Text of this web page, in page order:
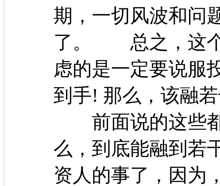
期，一切风波和问
了。 总之，这个
虑的是一定要说服
到手! 那么，该融
前面说的这些都
么，到底能融到若
资人的事了，因为